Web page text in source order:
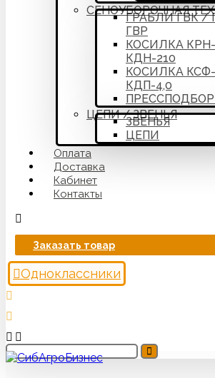
СЕНОУБОРОЧНАЯ
ГРАБЛИ ГВК /
ГВР
КОСИЛКА
КДН-210
КОСИЛКА
КДП-4,0
ЦЕПИ / ЗВЕНЬЯ
ЗВЕНЬЯ
ЦЕПИ
Оплата
Доставка
Кабинет
Контакты
Заказать товар
Одноклассники